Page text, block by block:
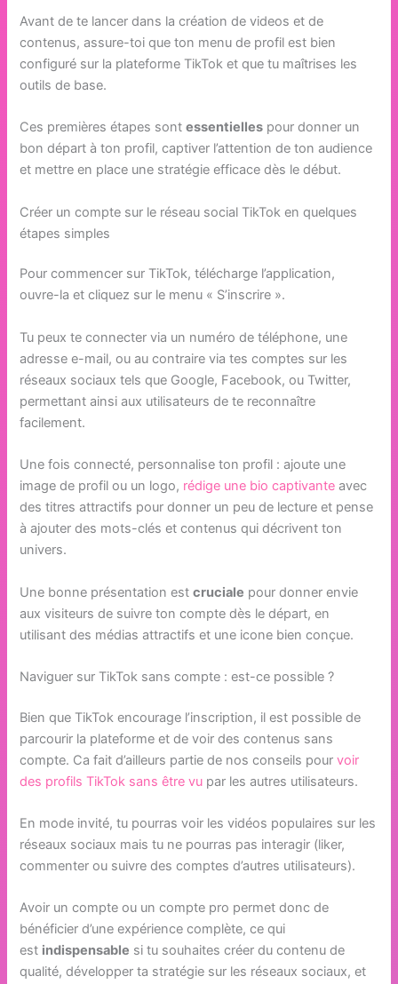
Avant de te lancer dans la création de videos et de
contenus, assure-toi que ton menu de profil est bien
configuré sur la plateforme TikTok et que tu maîtrises les
outils de base.
Ces premières étapes sontessentielles pour donner un
bon départ à ton profil, captiver l’attention de ton audience
et mettre en place une stratégie efficace dès le début.
Créer un compte sur le réseau social TikTok en quelques
étapes simples
Pour commencer sur TikTok, télécharge l’application,
ouvre-la et cliquez sur le menu « S’inscrire ».
Tu peux te connecter via un numéro de téléphone, une
adresse e-mail, ou au contraire via tes comptes sur les
réseaux sociaux tels que Google, Facebook, ou Twitter,
permettant ainsi aux utilisateurs de te reconnaître
facilement.
Une fois connecté, personnalise ton profil : ajoute une
image de profil ou un logo, rédige une bio captivante avec
des titres attractifs pour donner un peu de lecture et pense
à ajouter des mots-clés et contenus qui décrivent ton
univers.
Une bonne présentation estcruciale pour donner envie
aux visiteurs de suivre ton compte dès le départ, en
utilisant des médias attractifs et une icone bien conçue.
Naviguer sur TikTok sans compte : est-ce possible ?
Bien que TikTok encourage l’inscription, il est possible de
parcourir la plateforme et de voir des contenus sans
compte. Ca fait d’ailleurs partie de nos conseils pourvoir
des profils TikTok sans être vu par les autres utilisateurs.
En mode invité, tu pourras voir les vidéos populaires sur les
réseaux sociaux mais tu ne pourras pas interagir (liker,
commenter ou suivre des comptes d’autres utilisateurs).
Avoir un compte ou un compte pro permet donc de
bénéficier d’une expérience complète, ce qui
est indispensable si tu souhaites créer du contenu de
qualité, développer ta stratégie sur les réseaux sociaux, et